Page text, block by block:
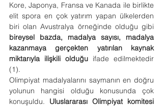
Kore, Japonya, Fransa ve Kanada ile birlikte
elit spora en çok yatırım yapan ülkelerden
bireysel bazda, madalya sayısı, madalya
kazanmaya gerçekten yatırılan kaynak
miktarıyla ilişkili olduğu ifade edilmektedir
(1).
Olimpiyat madalyalarını saymanın en doğru
yolunun hangisi olduğu konusunda çok
konuşuldu. Uluslararası Olimpiyat komitesi